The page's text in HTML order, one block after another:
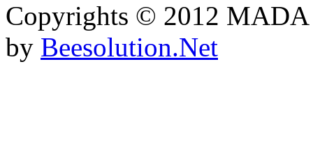
Copyrights © 2012
by Beesolution.Net